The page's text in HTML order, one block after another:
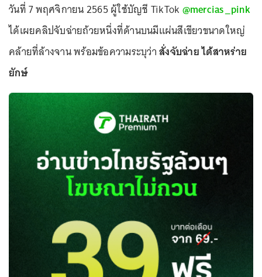
วันที่ 7 พฤศจิกายน 2565 ผู้ใช้บัญชี TikTok @mercias_pink
ได้เผยคลิปจับฉ่ายถ้วยหนึ่งที่ด้านบนมีแผ่นสีเขียวขนาดใหญ่
คล้ายที่ล้างจาน พร้อมข้อความระบุว่าสั่งจับฉ่าย ได้สาหร่าย
ยักษ์